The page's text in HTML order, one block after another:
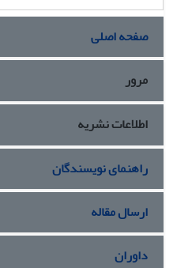
صفحه اصلی
مرور
اطلاعات نشریه
راهنمای نویسندگان
ارسال مقاله
داوران